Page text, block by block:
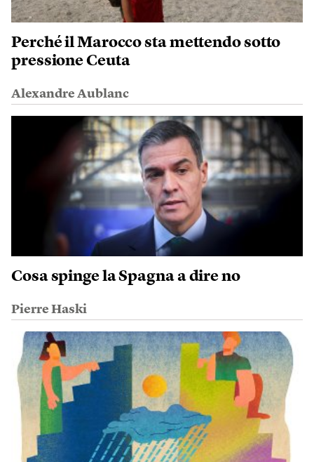
Perché il Marocco sta mettendo sotto
pressione Ceuta
Alexandre Aublanc
Cosa spinge la Spagna a dire no
Pierre Haski